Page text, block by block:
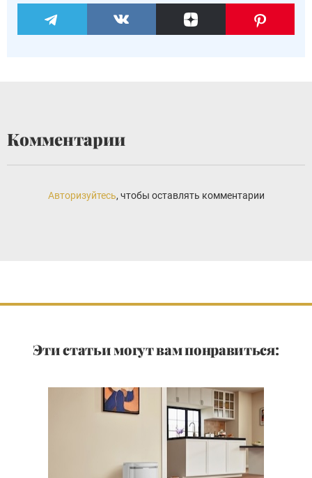
Комментарии
Авторизуйтесь, чтобы оставлять комментарии
Эти статьи могут вам понравиться: